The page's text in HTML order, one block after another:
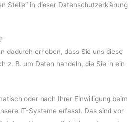
Stelle“ in dieser Datenschutzerklärung
dadurch erhoben, dass Sie uns diese
z. B. um Daten handeln, die Sie in ein
oder nach Ihrer Einwilligung beim
IT-Systeme erfasst. Das sind vor